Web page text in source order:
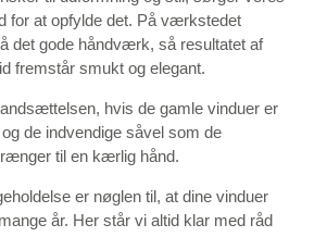
for at opfylde det. På værkstedet
det gode håndværk, så resultatet af
fremstår smukt og elegant.
hvis de gamle vinduer er
de indvendige såvel som de
til en kærlig hånd.
er nøglen til, at dine vinduer
år. Her står vi altid klar med råd